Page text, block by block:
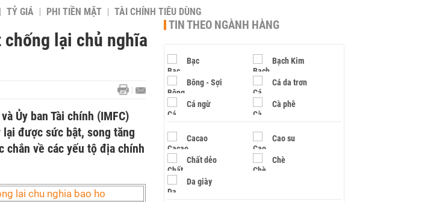
TỶ GIÁ PHI TIỀN MẶT TÀI CHÍNH TIÊU DÙNG
chống lại chủ nghĩa
Ủy ban Tài chính (IMFC)
được sức bật, song tăng
về các yếu tộ địa chính
TIN THEO NGÀNH HÀNG
Bạc Bạch Kim
Bông - Sợi Cá da trơn
Cá ngừ Cà phê
Cacao Cao su
Chất dẻo Chè
Da giày